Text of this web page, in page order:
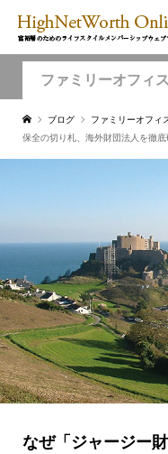
ファミリーオフィス
ブログ ファミリーオフィ
保全の切り札、海外財団法人を徹底
なぜ「ジャージー